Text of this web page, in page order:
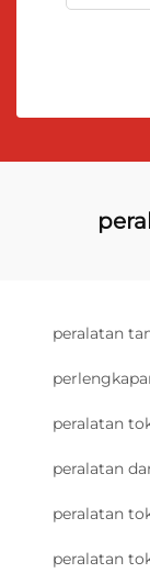
peralatan
peralatan
peralatan
peralatan
peralatan